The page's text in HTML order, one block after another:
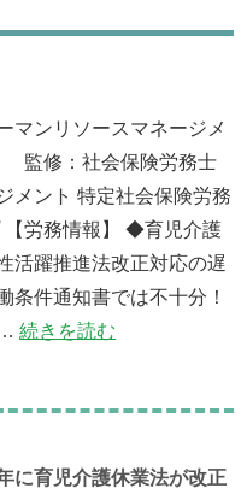
マンリソースマネージメ
監修：社会保険労務士
メント 特定社会保険労務
労務情報】 ◆育児介護
活躍推進法改正対応の遅
件通知書では不十分！
…続きを読む
に育児介護休業法が改正